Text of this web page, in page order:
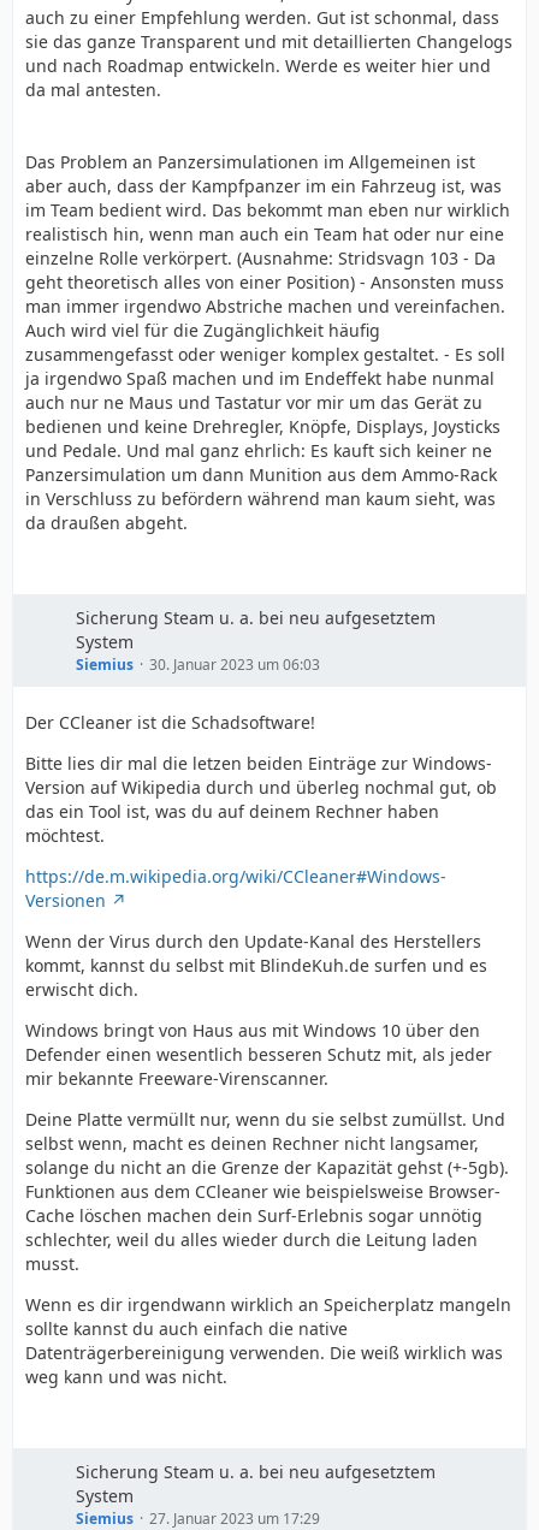
auch zu einer Empfehlung werden. Gut ist schonmal, dass
sie das ganze Transparent und mit detaillierten Changelogs
und nach Roadmap entwickeln. Werde es weiter hier und
da mal antesten.
Das Problem an Panzersimulationen im Allgemeinen ist
aber auch, dass der Kampfpanzer im ein Fahrzeug ist, was
im Team bedient wird. Das bekommt man eben nur wirklich
realistisch hin, wenn man auch ein Team hat oder nur eine
einzelne Rolle verkörpert. (Ausnahme: Stridsvagn 103 - Da
geht theoretisch alles von einer Position) - Ansonsten muss
man immer irgendwo Abstriche machen und vereinfachen.
Auch wird viel für die Zugänglichkeit häufig
zusammengefasst oder weniger komplex gestaltet. - Es soll
ja irgendwo Spaß machen und im Endeffekt habe nunmal
auch nur ne Maus und Tastatur vor mir um das Gerät zu
bedienen und keine Drehregler, Knöpfe, Displays, Joysticks
und Pedale. Und mal ganz ehrlich: Es kauft sich keiner ne
Panzersimulation um dann Munition aus dem Ammo-Rack
in Verschluss zu befördern während man kaum sieht, was
da draußen abgeht.
Sicherung Steam u. a. bei neu aufgesetztem
System
Siemius 30. Januar 2023 um 06:03
Der CCleaner ist die Schadsoftware!
Bitte lies dir mal die letzen beiden Einträge zur Windows-
Version auf Wikipedia durch und überleg nochmal gut, ob
das ein Tool ist, was du auf deinem Rechner haben
möchtest.
https://de.m.wikipedia.org/wiki/CCleaner#Windows-
Versionen
Wenn der Virus durch den Update-Kanal des Herstellers
kommt, kannst du selbst mit BlindeKuh.de surfen und es
erwischt dich.
Windows bringt von Haus aus mit Windows 10 über den
Defender einen wesentlich besseren Schutz mit, als jeder
mir bekannte Freeware-Virenscanner.
Deine Platte vermüllt nur, wenn du sie selbst zumüllst. Und
selbst wenn, macht es deinen Rechner nicht langsamer,
solange du nicht an die Grenze der Kapazität gehst (+-5gb).
Funktionen aus dem CCleaner wie beispielsweise Browser-
Cache löschen machen dein Surf-Erlebnis sogar unnötig
schlechter, weil du alles wieder durch die Leitung laden
musst.
Wenn es dir irgendwann wirklich an Speicherplatz mangeln
sollte kannst du auch einfach die native
Datenträgerbereinigung verwenden. Die weiß wirklich was
weg kann und was nicht.
Sicherung Steam u. a. bei neu aufgesetztem
System
Siemius 27. Januar 2023 um 17:29